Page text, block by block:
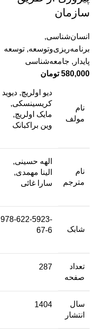
سازمان
انسان‌شناسی,
برنامه‌ریزی‌وتوسعه, توسعه
پایدار , جامعه‌شناسی
580,000 تومان
نام
مولف
دیو اولریچ, دیوید
کریسینسکی,
مایک اولریچ,
وین براکبانک
نام
مترجم
الهه حسینی,
الینا مهمدی,
سارا غائی
شابک
978-622-5923-
67-6
تعداد
صفحه
287
سال
انتشار
1404